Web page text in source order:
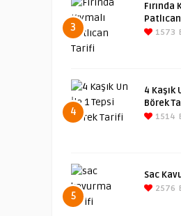
3
Fırında
1573
4
4 Kaşık
Börek
1514
5
Sac
2576